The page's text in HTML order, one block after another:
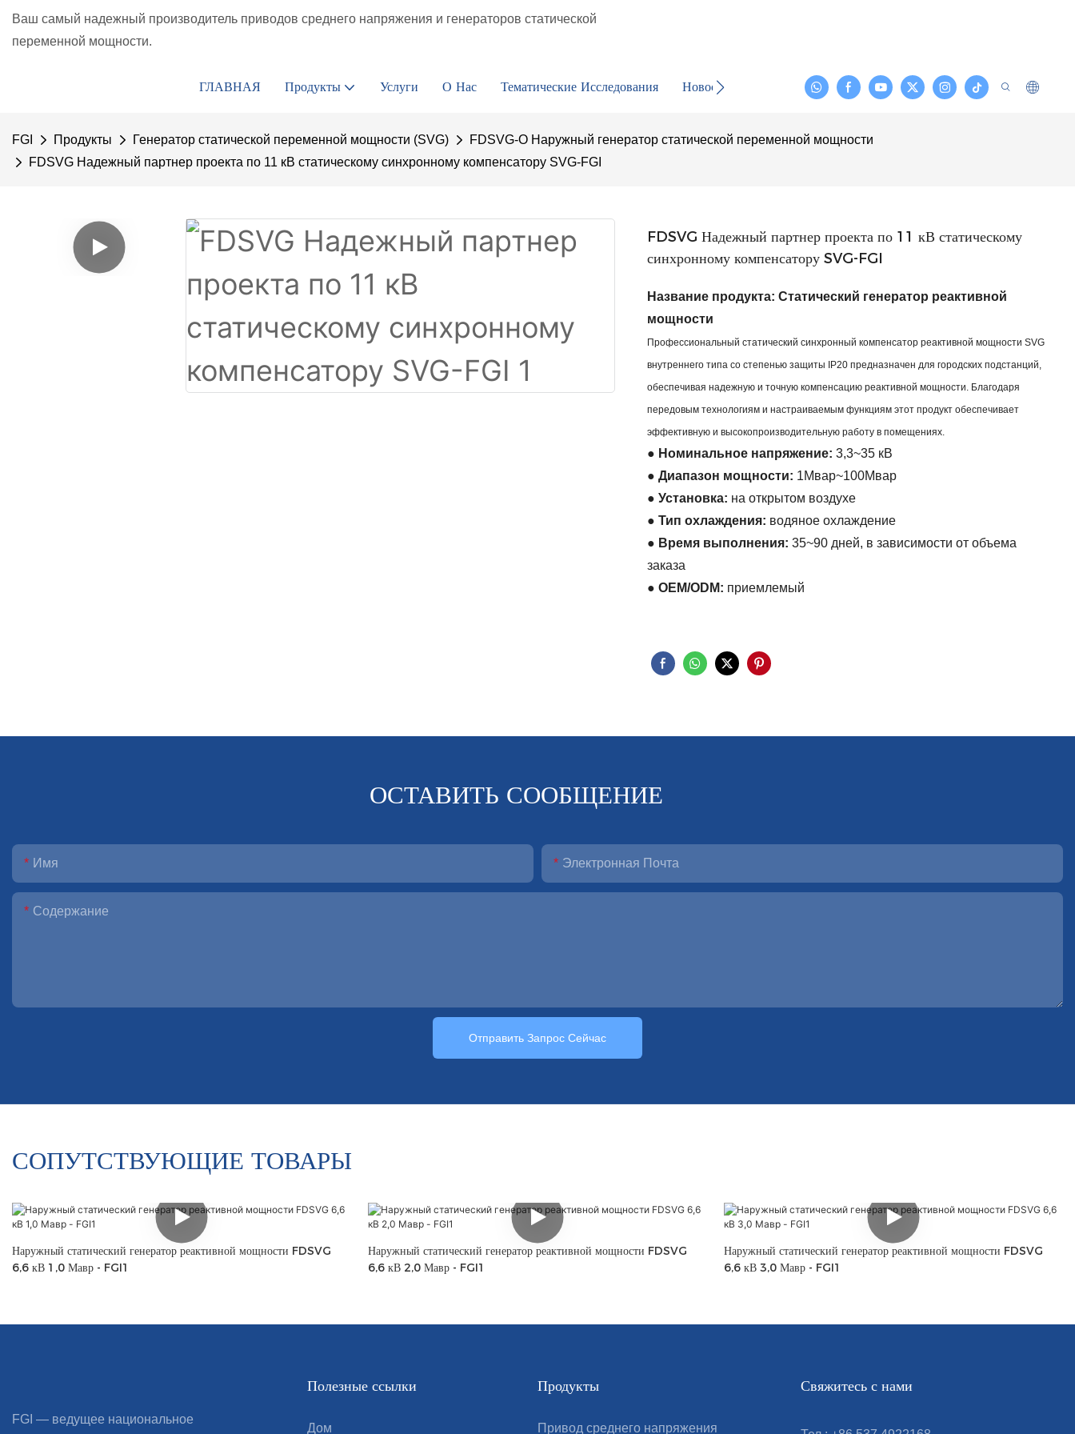
Ваш самый надежный производитель приводов среднего напряжения и генераторов статической
переменной мощности.
ГЛАВНАЯ Продукты Услуги О Нас Тематические Исследования Новости
FGI Продукты Генератор статической переменной мощности (SVG)
FDSVG-O Наружный генератор статической переменной мощности
FDSVG Надежный партнер проекта по 11 кВ статическому синхронному компенсатору SVG-FGI
FDSVG Надежный партнер проекта по 11 кВ статическому
синхронному компенсатору SVG-FGI
Название продукта: Статический генератор реактивной
мощности
Профессиональный статический синхронный компенсатор реактивной мощности SVG
внутреннего типа со степенью защиты IP20 предназначен для городских подстанций,
обеспечивая надежную и точную компенсацию реактивной мощности. Благодаря
передовым технологиям и настраиваемым функциям этот продукт обеспечивает
эффективную и высокопроизводительную работу в помещениях.
● Номинальное напряжение: 3,3~35 кВ
● Диапазон мощности: 1Мвар~100Мвар
● Установка: на открытом воздухе
● Тип охлаждения: водяное охлаждение
● Время выполнения: 35~90 дней, в зависимости от объема
заказа
● OEM/ODM: приемлемый
ОСТАВИТЬ СООБЩЕНИЕ
Имя Электронная Почта
Содержание
Отправить Запрос Сейчас
СОПУТСТВУЮЩИЕ ТОВАРЫ
Наружный статический генератор реактивной мощности FDSVG
6,6 кВ 1,0 Мавр - FGI1
Наружный статический генератор реактивной мощности FDSVG
6,6 кВ 2,0 Мавр - FGI1
Наружный статический генератор реактивной мощности FDSVG
6,6 кВ 3,0 Мавр - FGI1
FGI — ведущее национальное
Полезные ссылки
Дом
Продукты
Привод среднего напряжения
Свяжитесь с нами